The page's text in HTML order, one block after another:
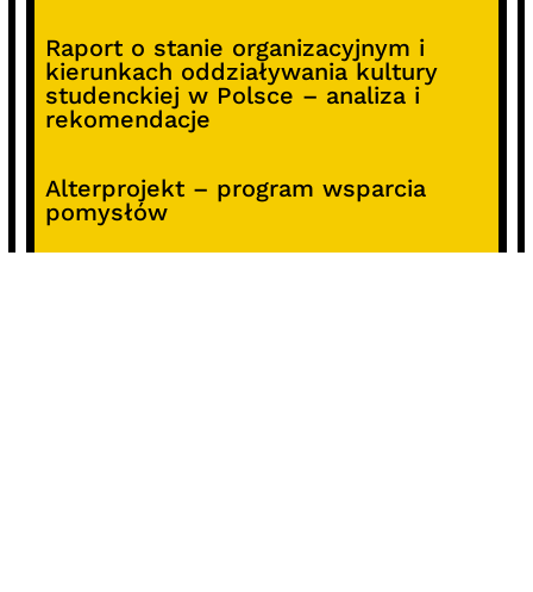
Raport o stanie organizacyjnym i
kierunkach oddziaływania kultury
studenckiej w Polsce – analiza i
rekomendacje
Alterprojekt – program wsparcia
pomysłów